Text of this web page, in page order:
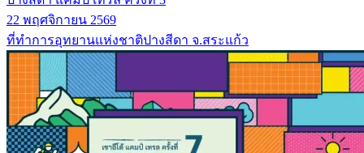
22 พฤศจิกายน 2569
ที่ทำการอุทยานแห่งชาติปางสีดา จ.สระแก้ว